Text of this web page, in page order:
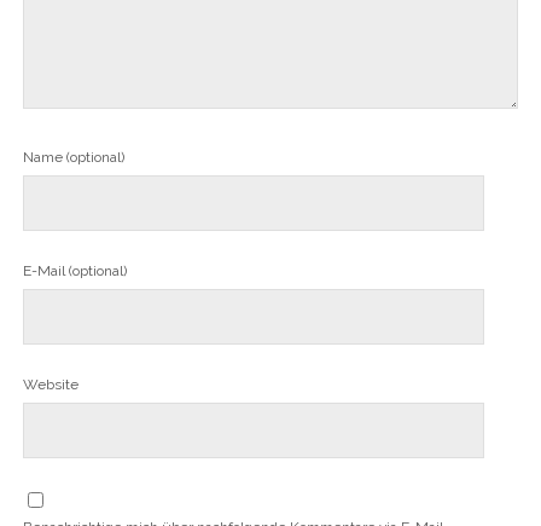
Name (optional)
E-Mail (optional)
Website